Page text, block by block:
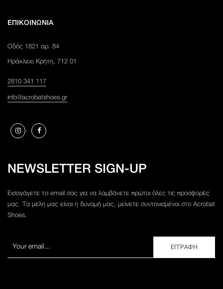
ΕΠΙΚΟΙΝΩΝΊΑ
Οδός 1821 αρ. 84
Ηράκλειο Κρήτη, 712 01
2810 341 117
info@acrobatshoes.gr
NEWSLETTER SIGN-UP
Εισαγάγετε το email σας για να λαμβάνετε πρώτοι όλες τις προσφορές
μας. Τα μέλη μας είναι η δυναμή μας, μείνετε συντονισμένοι στο Acrobat
Shoes.